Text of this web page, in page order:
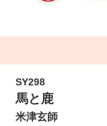
SY298
馬と鹿
米津玄師